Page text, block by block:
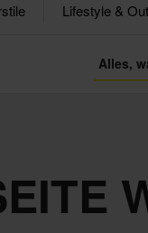
Lifestyle &
Alles,